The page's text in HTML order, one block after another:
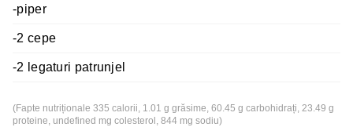
-piper
-2 cepe
-2 legaturi patrunjel
(Fapte nutriționale 335 calorii, 1.01 g grăsime, 60.45 g carbohidrați, 23.49 g
proteine, undefined mg colesterol, 844 mg sodiu)